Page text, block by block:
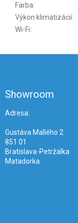
Farba:
Výkon klimatizácií:
Wi-Fi:
Showroom
Adresa:
Gustáva Mallého 2
851 01
Bratislava-Petržalka
Matadorka